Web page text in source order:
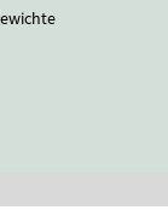
Frontgewichte